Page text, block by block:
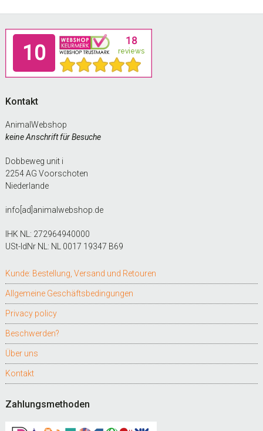
Footer
Kontakt
AnimalWebshop
keine Anschrift für Besuche
Dobbeweg unit i
2254 AG Voorschoten
Niederlande
info[ad]animalwebshop.de
IHK NL: 272964940000
USt-IdNr NL: NL 0017 19347 B69
Kunde: Bestellung, Versand und Retouren
Allgemeine Geschäftsbedingungen
Privacy policy
Beschwerden?
Über uns
Kontakt
Zahlungsmethoden